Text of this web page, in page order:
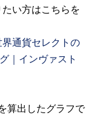
い方はこちらを
通貨セレクトの
｜インヴァスト
算出したグラフで